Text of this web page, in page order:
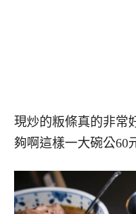
現炒的粄條真的非常
夠啊這樣一大碗公60